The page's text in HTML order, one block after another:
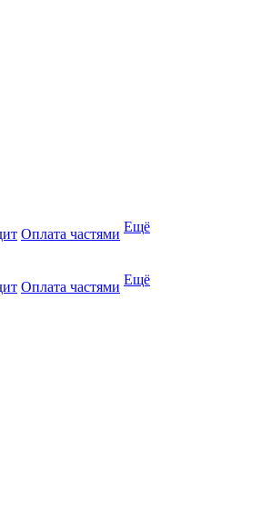
Оплата частями Ещё
Оплата частями Ещё